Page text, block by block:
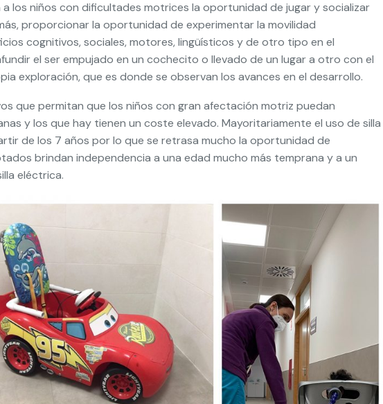
los niños con dificultades motrices la oportunidad de jugar y socializar
proporcionar la oportunidad de experimentar la movilidad
cognitivos, sociales, motores, lingüísticos y de otro tipo en el
el ser empujado en un cochecito o llevado de un lugar a otro con el
exploración, que es donde se observan los avances en el desarrollo.
que permitan que los niños con gran afectación motriz puedan
y los que hay tienen un coste elevado. Mayoritariamente el uso de silla
de los 7 años por lo que se retrasa mucho la oportunidad de
brindan independencia a una edad mucho más temprana y a un
eléctrica.